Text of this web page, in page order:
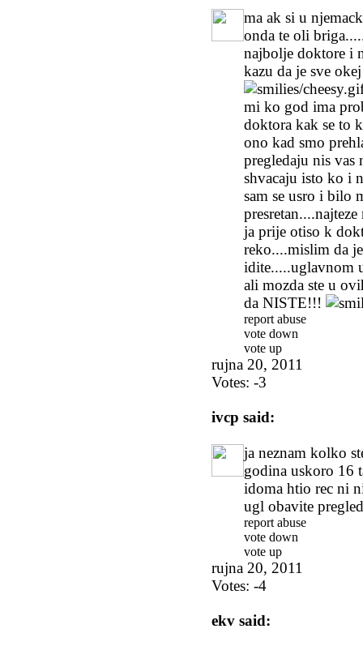
ma ak si u
onda te oli
najbolje doktore i
kazu da je sve
mi ko god ima
doktora kak se to
ono kad smo
pregledaju nis vas
shvacaju isto ko i
sam se usro i bilo
ja prije otiso k
reko....mislim da
idite.....uglavnom
ali mozda ste u
da NISTE!!!
report abuse
vote down
vote up
rujna 20, 2011
Votes: -3
ivcp said:
ja neznam kolko
godina uskoro 16
idoma htio rec ni
ugl obavite
report abuse
vote down
vote up
rujna 20, 2011
Votes: -4
ekv said: